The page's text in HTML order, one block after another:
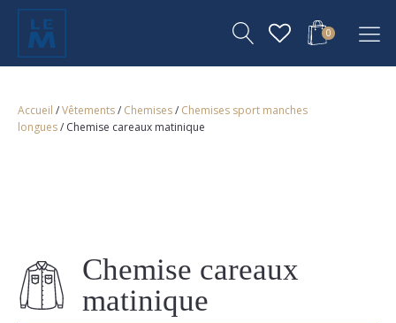
0
Accueil /Vêtements/ Chemises/ Chemises sport manches
longues/ Chemise careaux matinique
Chemise careaux
matinique